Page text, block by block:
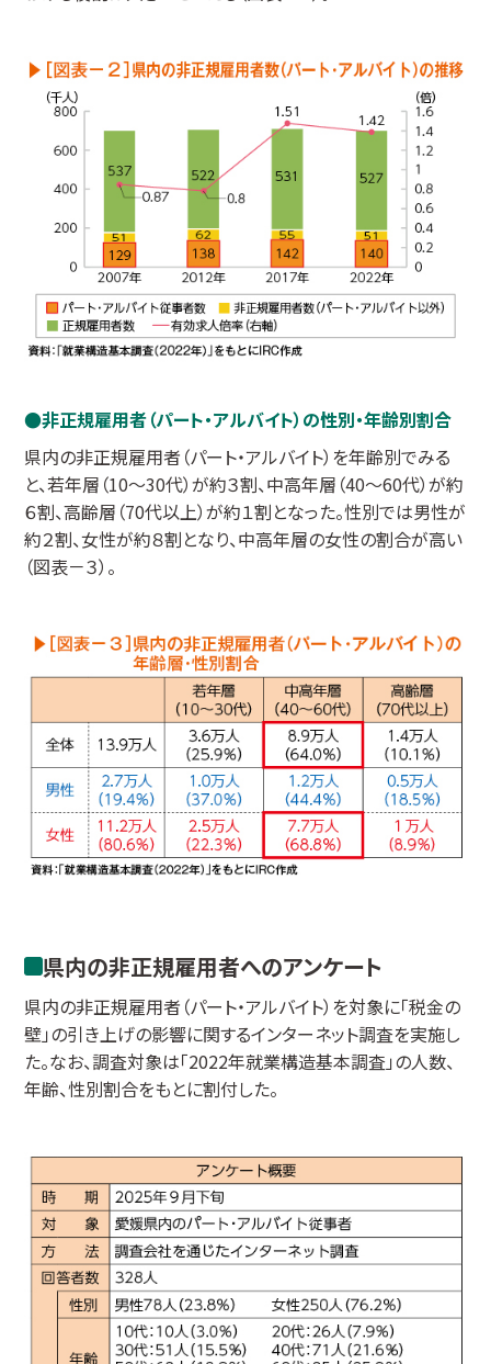
非正規雇用者（パート・アルバイト）の性別・年齢別割合
県内の非正規雇用者（パート・アルバイト）を年齢別でみる
と、若年層（10～30代）が約３割、中高年層（40～60代）が約
６割、高齢層（70代以上）が約１割となった。性別では男性が
約２割、女性が約８割となり、中高年層の女性の割合が高い
（図表－３）。
県内の非正規雇用者へのアンケート
県内の非正規雇用者（パート・アルバイト）を対象に「税金の
壁」の引き上げの影響に関するインターネット調査を実施し
た。なお、調査対象は「2022年就業構造基本調査」の人数、
年齢、性別割合をもとに割付した。